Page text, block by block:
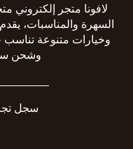
لافونا متجر إلكتروني
السهرة والمناسبات،
وخيارات متنوعة تناسب
وشحن
سجل تجاري